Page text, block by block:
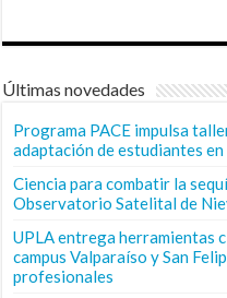
Últimas novedades
Programa PACE impulsa
adaptación de estudiantes
Ciencia para combatir la
Observatorio Satelital de
UPLA entrega herramientas
campus Valparaíso y San
profesionales